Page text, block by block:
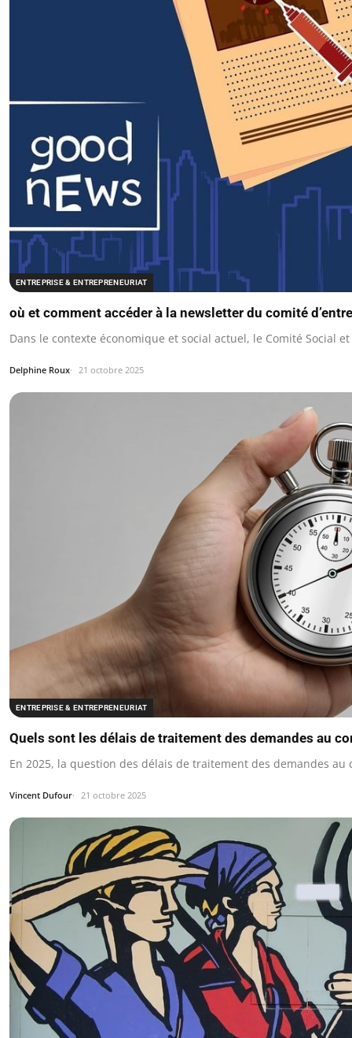
ENTREPRISE & ENTREPRENEURIAT
où et comment accéder à la newsletter du comité
Dans le contexte économique et social actuel, le Comité Social
Delphine Roux 21 octobre 2025
ENTREPRISE & ENTREPRENEURIAT
Quels sont les délais de traitement des demandes au
En 2025, la question des délais de traitement des demandes au
Vincent Dufour 21 octobre 2025